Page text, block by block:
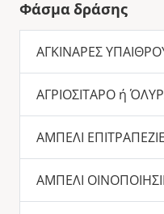
Φάσμα δράσης
ΑΓΚΙΝΑΡΕΣ
ΑΓΡΙΟΣΙΤΑΡΟ ή
ΑΜΠΕΛΙ
ΑΜΠΕΛΙ